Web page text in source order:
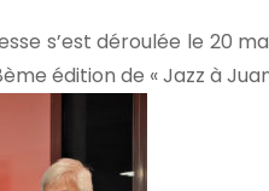
s’est déroulée le 20
édition de « Jazz à